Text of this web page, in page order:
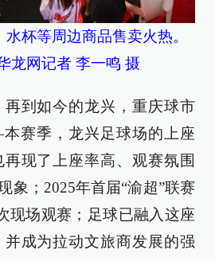
等周边商品售卖火热。
龙网记者 李一鸣 摄
再到如今的龙兴，重庆球市
赛季，龙兴足球场的上座
现了上座率高、观赛氛围
象；2025年首届“渝超”联赛
现场观赛；足球已融入这座
成为拉动文旅商发展的强